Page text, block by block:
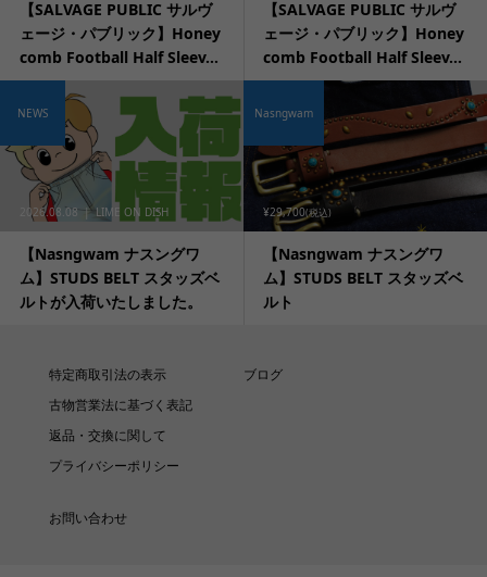
【SALVAGE PUBLIC サルヴ
ェージ・パブリック】Honey
comb Football Half Sleev...
【SALVAGE PUBLIC サルヴ
ェージ・パブリック】Honey
comb Football Half Sleev...
2026.08.08 LIME ON DISH
【Nasngwam ナスングワ
ム】STUDS BELT スタッズベ
ルトが入荷いたしました。
NEWS
¥29,700(税込)
【Nasngwam ナスングワ
ム】STUDS BELT スタッズベ
ルト
Nasngwam
特定商取引法の表示
古物営業法に基づく表記
返品・交換に関して
プライバシーポリシー
ブログ
お問い合わせ